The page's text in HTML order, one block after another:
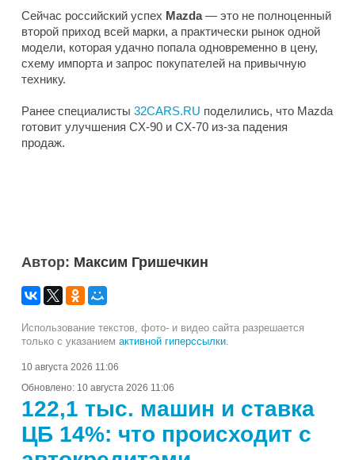
Сейчас российский успех Mazda— это не полноценный
второй приход всей марки, а практически рынок одной
модели, которая удачно попала одновременно в цену,
схему импорта и запрос покупателей на привычную
технику.
Ранее специалисты 32CARS.RU поделились, что Mazda
готовит улучшения CX-90 и CX-70 из-за падения
продаж.
Автор: Максим Гришечкин
Использование текстов, фото- и видео сайта разрешается
только с указанием активной гиперссылки.
10 августа 2026 11:06
Обновлено: 10 августа 2026 11:06
122,1 тыс. машин и ставка
ЦБ 14%: что происходит с